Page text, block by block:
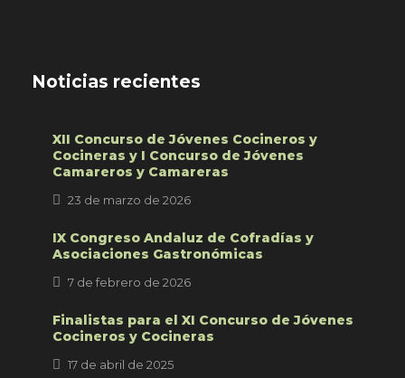
Noticias recientes
XII Concurso de Jóvenes Cocineros y
Cocineras y I Concurso de Jóvenes
Camareros y Camareras
23 de marzo de 2026
IX Congreso Andaluz de Cofradías y
Asociaciones Gastronómicas
7 de febrero de 2026
Finalistas para el XI Concurso de Jóvenes
Cocineros y Cocineras
17 de abril de 2025